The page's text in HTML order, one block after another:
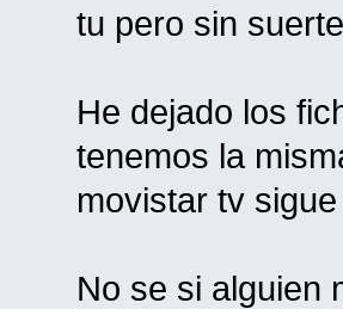
tu pero sin
He dejado los
tenemos la
movistar tv
No se si alguien